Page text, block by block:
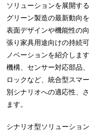
ソリューションを展開す
グリーン製造の最新動向
表面デザインや機能性の
張り家具用途向けの持続
ノベーションを紹介しま
機構、センサー対応部品
ロックなど、統合型スマ
別シナリオへの適応性、
ます。
シナリオ型ソリューショ